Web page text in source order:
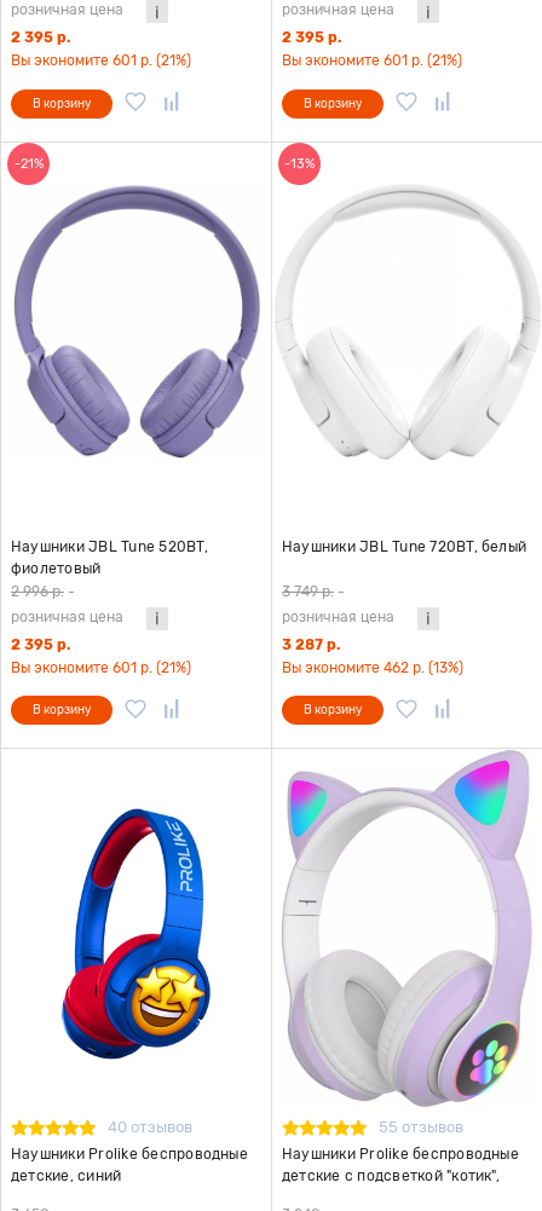
розничная цена
2 395 р.
Вы экономите 601 р. (21%)
В корзину
розничная цена
2 395 р.
Вы экономите 601 р. (21%)
В корзину
-21%
Наушники JBL Tune 520BT,
фиолетовый
2 996 р. -
розничная цена
2 395 р.
Вы экономите 601 р. (21%)
В корзину
-13%
Наушники JBL Tune 720BT, белый
3 749 р. -
розничная цена
3 287 р.
Вы экономите 462 р. (13%)
В корзину
40 отзывов
Наушники Prolike беспроводные
детские, синий
55 отзывов
Наушники Prolike беспроводные
детские с подсветкой "котик",